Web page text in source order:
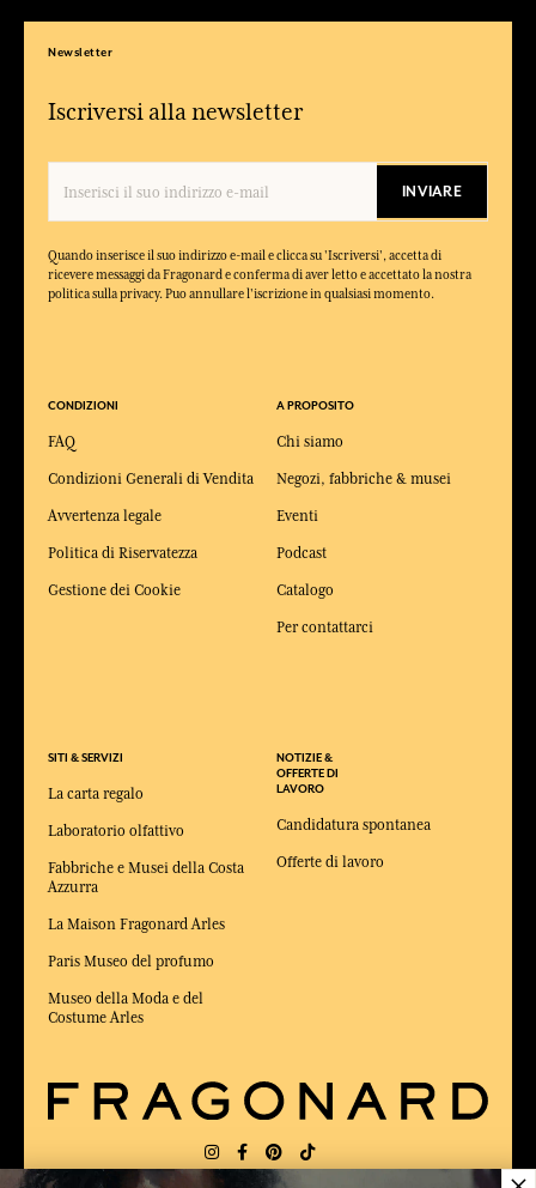
Newsletter
Iscriversi alla newsletter
INVIARE
Quando inserisce il suo indirizzo e-mail e clicca su 'Iscriversi', accetta di
ricevere messaggi da Fragonard e conferma di aver letto e accettato la nostra
politica sulla privacy. Puo annullare l'iscrizione in qualsiasi momento.
CONDIZIONI
FAQ
Condizioni Generali di Vendita
Avvertenza legale
Politica di Riservatezza
Gestione dei Cookie
SITI & SERVIZI
La carta regalo
Laboratorio olfattivo
Fabbriche e Musei della Costa
Azzurra
La Maison Fragonard Arles
Paris Museo del profumo
Museo della Moda e del
Costume Arles
A PROPOSITO
Chi siamo
Negozi, fabbriche & musei
Eventi
Podcast
Catalogo
Per contattarci
NOTIZIE &
OFFERTE DI
LAVORO
Candidatura spontanea
Offerte di lavoro